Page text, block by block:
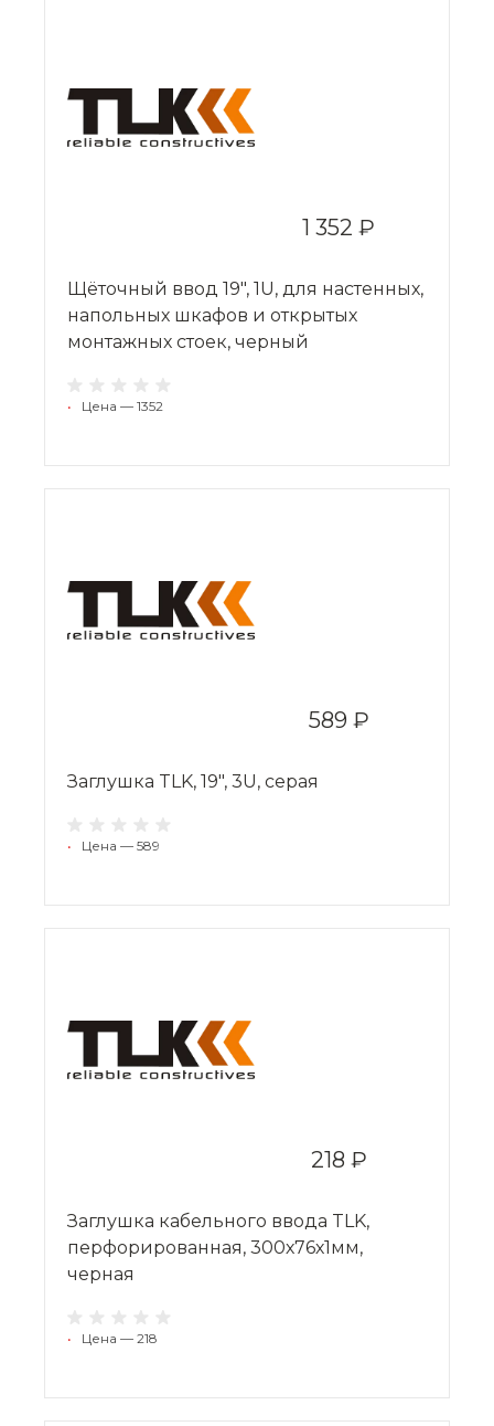
1 352 ₽
Щёточный ввод 19", 1U, для настенных,
напольных шкафов и открытых
монтажных стоек, черный
• Цена — 1352
589 ₽
Заглушка TLK, 19", 3U, серая
• Цена — 589
218 ₽
Заглушка кабельного ввода TLK,
перфорированная, 300х76х1мм,
черная
• Цена — 218